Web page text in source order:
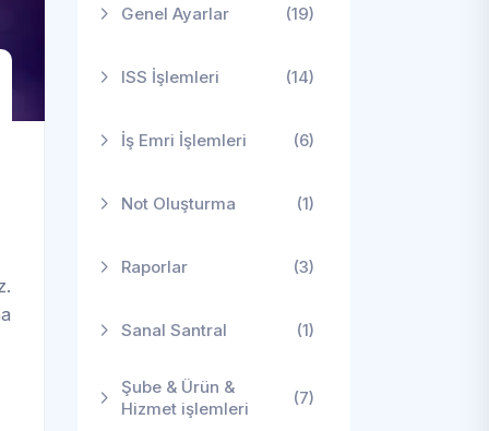
Genel Ayarlar (19)
ISS İşlemleri (14)
İş Emri İşlemleri (6)
Not Oluşturma (1)
Raporlar (3)
Sanal Santral (1)
Şube & Ürün &
Hizmet işlemleri
(7)